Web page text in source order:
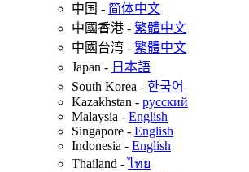
中国 - 简体中文
中國香港 - 繁體中文
中國台湾 - 繁體中文
Japan - 日本語
South Korea - 한국어
Kazakhstan - русский
Malaysia - English
Singapore - English
Indonesia - English
Thailand -ไทย